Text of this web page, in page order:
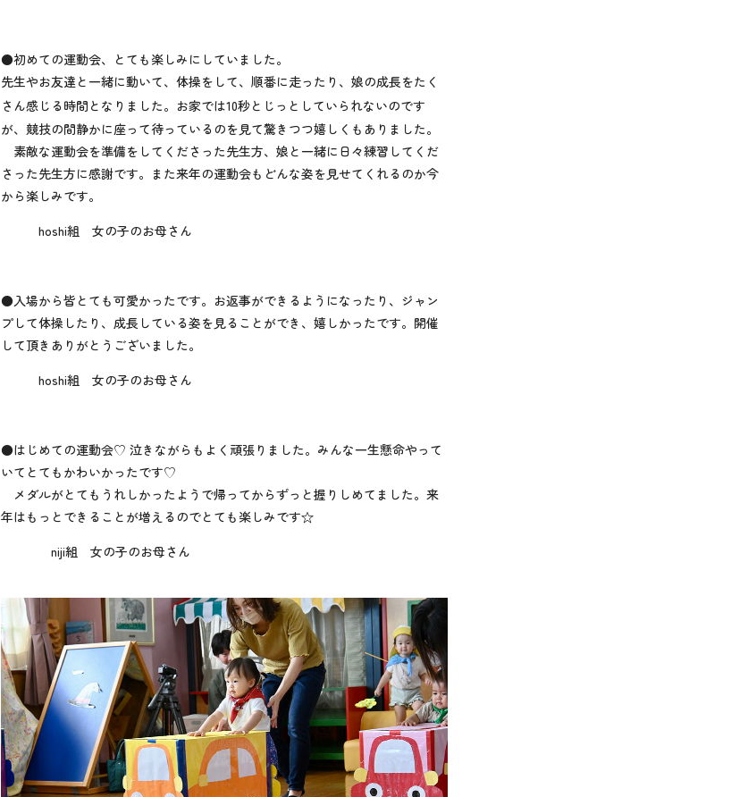
●初めての運動会、とても楽しみにしていました。
先生やお友達と一緒に動いて、体操をして、順番に走ったり、娘の成長をたく
さん感じる時間となりました。お家では10秒とじっとしていられないのです
が、競技の間静かに座って待っているのを見て驚きつつ嬉しくもありました。
素敵な運動会を準備をしてくださった先生方、娘と一緒に日々練習してくだ
さった先生方に感謝です。また来年の運動会もどんな姿を見せてくれるのか今
から楽しみです。
hoshi組 女の子のお母さん
●入場から皆とても可愛かったです。お返事ができるようになったり、ジャン
プして体操したり、成長している姿を見ることができ、嬉しかったです。開催
して頂きありがとうございました。
hoshi組 女の子のお母さん
●はじめての運動会♡ 泣きながらもよく頑張りました。みんな一生懸命やって
いてとてもかわいかったです♡
メダルがとてもうれしかったようで帰ってからずっと握りしめてました。来
年はもっとできることが増えるのでとても楽しみです☆
niji組 女の子のお母さん